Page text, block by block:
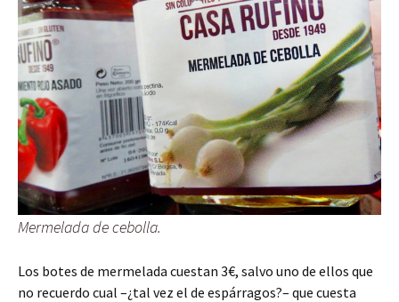
Mermelada de cebolla.
Los botes de mermelada cuestan 3€, salvo uno de ellos que
no recuerdo cual –¿tal vez el de espárragos?– que cuesta